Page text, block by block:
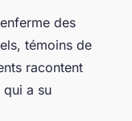
des
témoins de
racontent
a su